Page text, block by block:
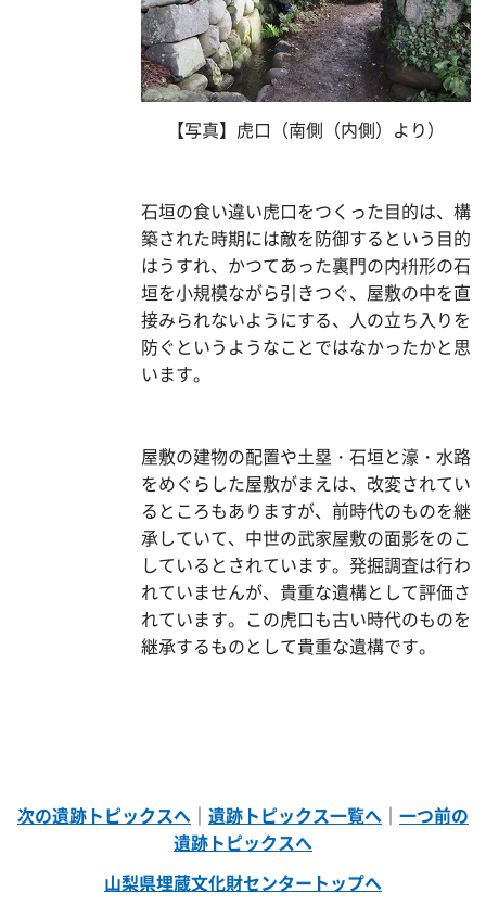
【写真】虎口（南側（内側）より）
石垣の食い違い虎口をつくった目的は、構
築された時期には敵を防御するという目的
はうすれ、かつてあった裏門の内枡形の石
垣を小規模ながら引きつぐ、屋敷の中を直
接みられないようにする、人の立ち入りを
防ぐというようなことではなかったかと思
います。
屋敷の建物の配置や土塁・石垣と濠・水路
をめぐらした屋敷がまえは、改変されてい
るところもありますが、前時代のものを継
承していて、中世の武家屋敷の面影をのこ
しているとされています。発掘調査は行わ
れていませんが、貴重な遺構として評価さ
れています。この虎口も古い時代のものを
継承するものとして貴重な遺構です。
次の遺跡トピックスへ ｜ 遺跡トピックス一覧へ ｜ 一つ前の
遺跡トピックスへ
山梨県埋蔵文化財センタートップへ